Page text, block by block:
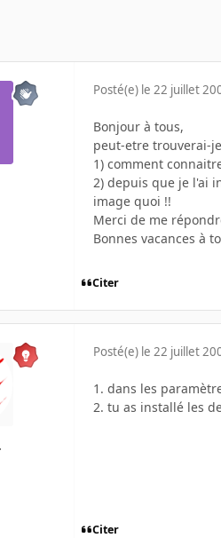
Posté(e) le 22 juillet
Bonjour à tous,
peut-etre trouverai-
1) comment
2) depuis que je l'ai
image quoi !!
Merci de me
Bonnes vacances à
Citer
Posté(e) le 22 juillet
1. dans les
2. tu as installé les
Citer